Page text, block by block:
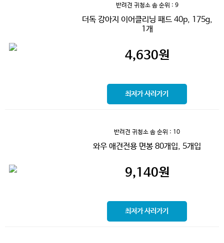
반려견 귀청소 솜순위 : 9
더독 강아지 이어클리닝 패드 40p, 175g,
1개
4,630원
최저가 사러가기
반려견 귀청소 솜 순위 : 10
와우 애견전용 면봉 80개입, 5개입
9,140원
최저가 사러가기